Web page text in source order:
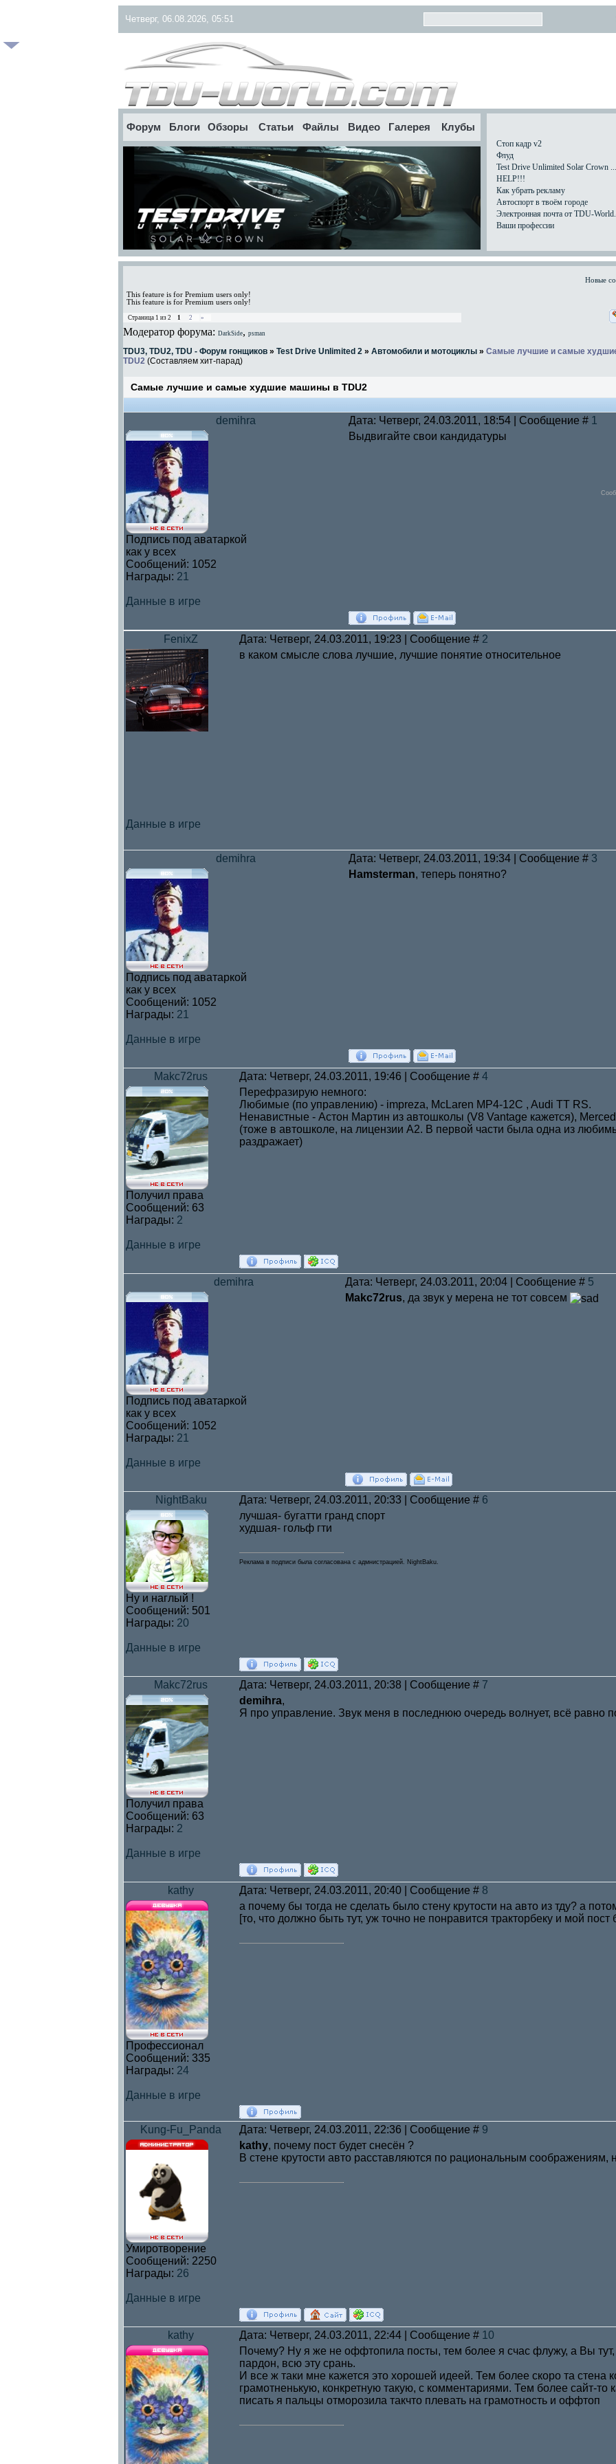
Четверг, 06.08.2026, 05:51
Форум Блоги Обзоры Статьи Файлы Видео Галерея Клубы
Стоп кадр v2
Флуд
Test Drive Unlimited Solar Crown ...
HELP!!!
Как убрать рекламу
Автоспорт в твоём городе
Электронная почта от TDU-
Ваши профессии
Новые
This feature is for Premium users only!
This feature is for Premium users only!
Страница 1 из 2 1 2 »
Модератор форума: DarkSide, psman
TDU3, TDU2, TDU - Форум гонщиков » Test Drive Unlimited 2 » Автомобили и мотоциклы » Самые лучшие и самые
TDU2 (Составляем хит-парад)
Самые лучшие и самые худшие машины в TDU2
demihra Дата: Четверг, 24.03.2011, 18:54 | Сообщение # 1
Подпись под аватаркой
как у всех
Сообщений: 1052
Награды: 21
Данные в игре
Выдвигайте свои кандидатуры
FenixZ Дата: Четверг, 24.03.2011, 19:23 | Сообщение # 2
Данные в игре
в каком смысле слова лучшие, лучшие понятие относительное
demihra Дата: Четверг, 24.03.2011, 19:34 | Сообщение # 3
Подпись под аватаркой
как у всех
Сообщений: 1052
Награды: 21
Данные в игре
Hamsterman, теперь понятно?
Makc72rus Дата: Четверг, 24.03.2011, 19:46 | Сообщение # 4
Получил права
Сообщений: 63
Награды: 2
Данные в игре
Перефразирую немного:
Любимые (по управлению) - impreza, McLaren MP4-12C , Audi TT RS.
Ненавистные - Астон Мартин из автошколы (V8 Vantage кажется),
(тоже в автошколе, на лицензии А2. В первой части была одна из
раздражает)
demihra Дата: Четверг, 24.03.2011, 20:04 | Сообщение # 5
Подпись под аватаркой
как у всех
Сообщений: 1052
Награды: 21
Данные в игре
Makc72rus, да звук у мерена не тот совсем
NightBaku Дата: Четверг, 24.03.2011, 20:33 | Сообщение # 6
Ну и наглый !
Сообщений: 501
Награды: 20
Данные в игре
лучшая- бугатти гранд спорт
худшая- гольф гти
Реклама в подписи была согласована с адмнистрацией. NightBaku.
Makc72rus Дата: Четверг, 24.03.2011, 20:38 | Сообщение # 7
Получил права
Сообщений: 63
Награды: 2
Данные в игре
demihra,
Я про управление. Звук меня в последнюю очередь волнует, всё равно
kathy Дата: Четверг, 24.03.2011, 20:40 | Сообщение # 8
Профессионал
Сообщений: 335
Награды: 24
Данные в игре
а почему бы тогда не сделать было стену крутости на авто из тду? а
[то, что должно быть тут, уж точно не понравится тракторбеку и мой пост
Kung-Fu_Panda Дата: Четверг, 24.03.2011, 22:36 | Сообщение # 9
Умиротворение
Сообщений: 2250
Награды: 26
Данные в игре
kathy, почему пост будет снесён ?
В стене крутости авто расставляются по рациональным соображениям,
kathy Дата: Четверг, 24.03.2011, 22:44 | Сообщение # 10
Почему? Ну я же не оффтопила посты, тем более я счас флужу, а Вы тут,
пардон, всю эту срань.
И все ж таки мне кажется это хорошей идеей. Тем более скоро та стена
грамотненькую, конкретную такую, с комментариями. Тем более сайт-
писать я пальцы отморозила такчто плевать на грамотность и оффтоп